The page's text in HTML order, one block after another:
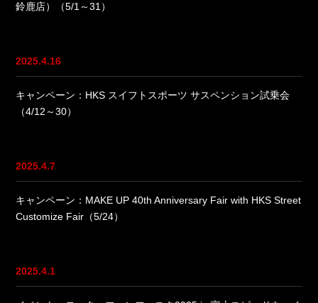
鈴鹿店）（5/1～31）
2025.4.16
キャンペーン：HKS スイフトスポーツ サスペンション試乗会
（4/12～30）
2025.4.7
キャンペーン：MAKE UP 40th Anniversary Fair with HKS Street
Customize Fair（5/24）
2025.4.1